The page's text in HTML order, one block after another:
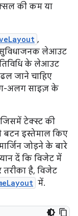
की कम या
,
लेआउट
के लेआउट
जाने चाहिए
अलग साइज़ के
टेक्स्ट की
बटन इस्तेमाल किए
जोड़ने के बारे
दें कि विजेट में
है, विजेट
में.